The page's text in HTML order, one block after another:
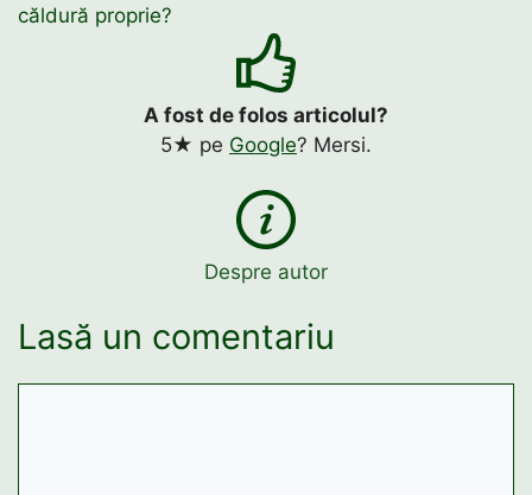
căldură proprie?
A fost de folos articolul?
5★ pe Google? Mersi.
Despre autor
Lasă un comentariu